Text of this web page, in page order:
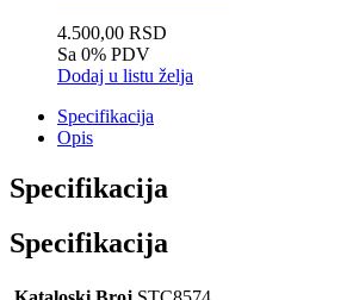
4.500,00 RSD
Sa 0% PDV
Dodaj u listu želja
Specifikacija
Opis
Specifikacija
Specifikacija